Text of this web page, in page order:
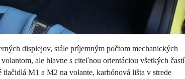
displejov, stále príjemným počtom mechanických
ale hlavne s citeľnou orientáciou všetkých častí
M1 a M2 na volante, karbónová lišta v strede